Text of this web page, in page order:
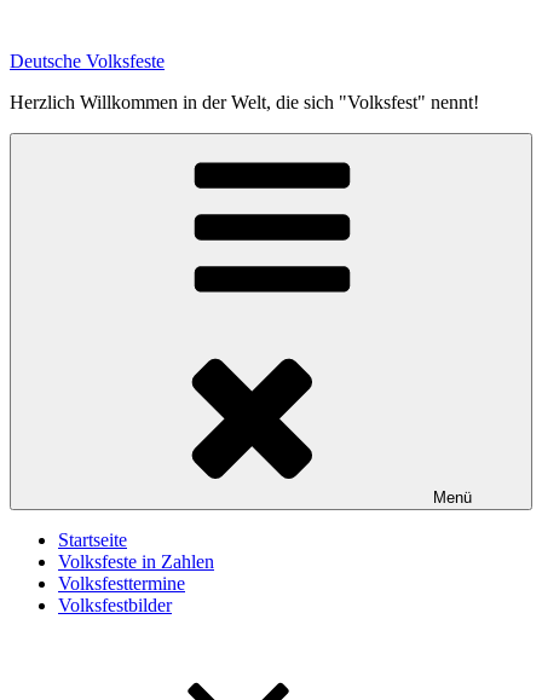
springen
Deutsche Volksfeste
Herzlich Willkommen in der Welt, die sich "Volksfest" nennt!
Menü
Startseite
Volksfeste in Zahlen
Volksfesttermine
Volksfestbilder